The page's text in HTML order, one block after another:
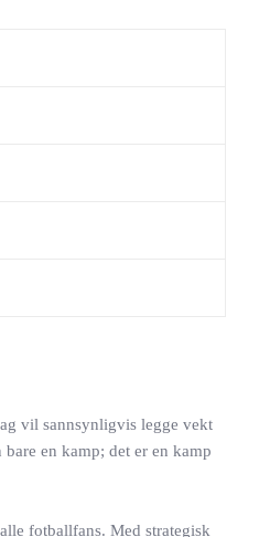
vil sannsynligvis legge vekt
en kamp; det er en kamp
fotballfans. Med strategisk